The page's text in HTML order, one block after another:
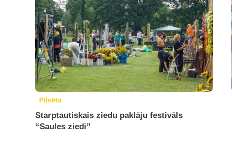
Pilsēta
Starptautiskais ziedu paklāju festivāls
“Saules ziedi”